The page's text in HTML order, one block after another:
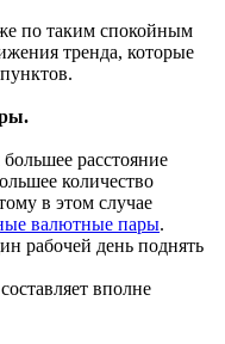
по таким спокойным
тренда, которые
расстояние
количество
в этом случае
валютные пары.
рабочей день поднять
вполне